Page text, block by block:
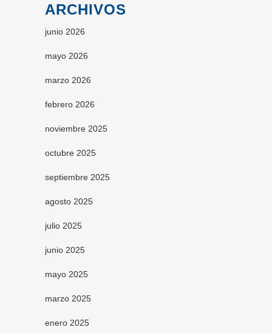
ARCHIVOS
junio 2026
mayo 2026
marzo 2026
febrero 2026
noviembre 2025
octubre 2025
septiembre 2025
agosto 2025
julio 2025
junio 2025
mayo 2025
marzo 2025
enero 2025